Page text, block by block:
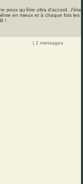
peux qu’être ultra d’accord.
en mieux et à chaque fois les
!
| 2 messages